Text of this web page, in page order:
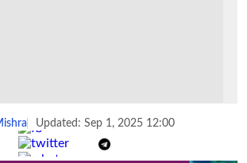
Updated: Sep 1, 2025 12:00
Share :